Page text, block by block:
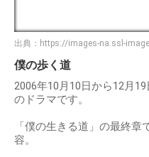
出典： https://images-na.ssl-
僕の歩く道
2006年10月10日から12月
のドラマです。
「僕の生きる道」の最終
容。